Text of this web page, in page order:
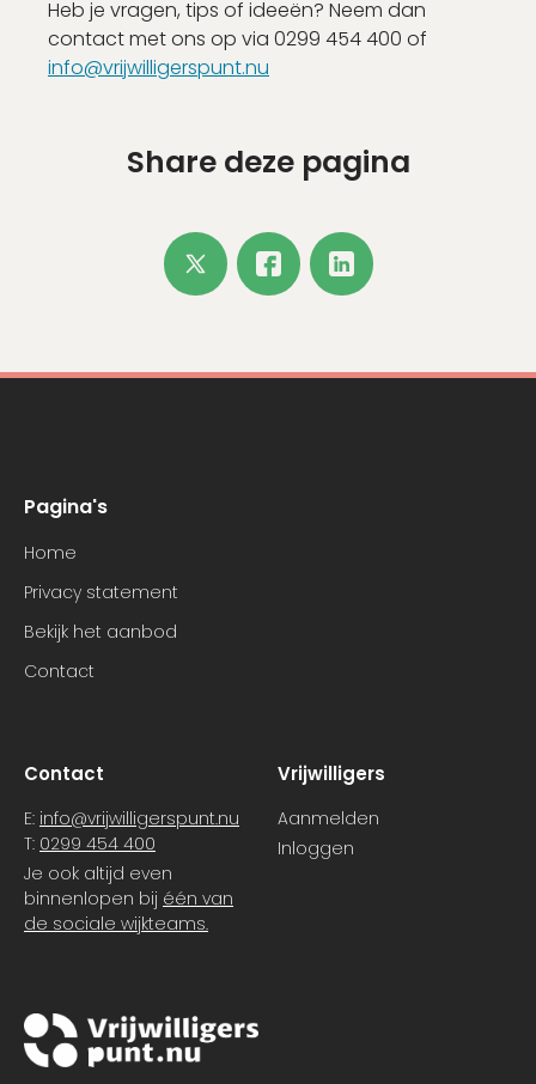
Heb je vragen, tips of ideeën? Neem dan
contact met ons op via 0299 454 400 of
info@vrijwilligerspunt.nu
Share deze pagina
Pagina's
Home
Privacy statement
Bekijk het aanbod
Contact
Contact
E: info@vrijwilligerspunt.nu
T: 0299 454 400
Je ook altijd even
binnenlopen bij één van
de sociale wijkteams.
Vrijwilligers
Aanmelden
Inloggen